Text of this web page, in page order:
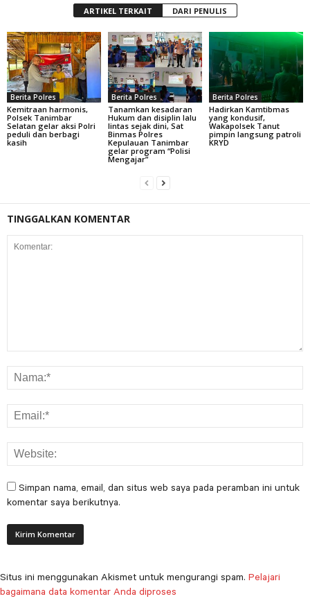
ARTIKEL TERKAIT DARI PENULIS
Berita Polres
Kemitraan harmonis,
Polsek Tanimbar
Selatan gelar aksi Polri
peduli dan berbagi
kasih
Berita Polres
Tanamkan kesadaran
Hukum dan disiplin lalu
lintas sejak dini, Sat
Binmas Polres
Kepulauan Tanimbar
gelar program “Polisi
Mengajar”
Berita Polres
Hadirkan Kamtibmas
yang kondusif,
Wakapolsek Tanut
pimpin langsung patroli
KRYD
TINGGALKAN KOMENTAR
Simpan nama, email, dan situs web saya pada peramban ini untuk
komentar saya berikutnya.
Situs ini menggunakan Akismet untuk mengurangi spam. Pelajari
bagaimana data komentar Anda diproses